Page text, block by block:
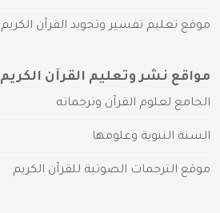
موقع تعليم تفسير وتجويد القرآن الكريم
مواقع نشر وتعليم القرآن الكريم
الجامع لعلوم القرآن وترجماته
السنة النبوية وعلومها
موقع الترجمات الصوتية للقرآن الكريم